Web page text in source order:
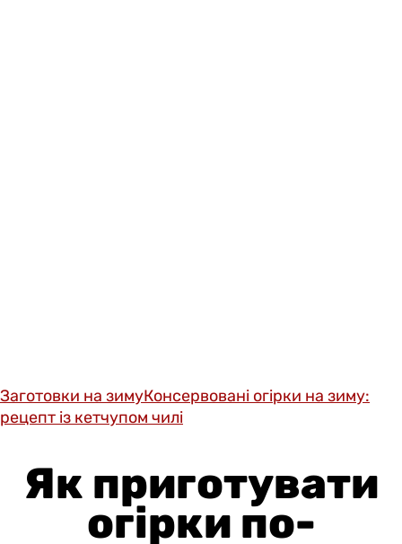
Заготовки на зимуКонсервовані огірки на зиму:
рецепт із кетчупом чилі
Як приготувати
огірки по-